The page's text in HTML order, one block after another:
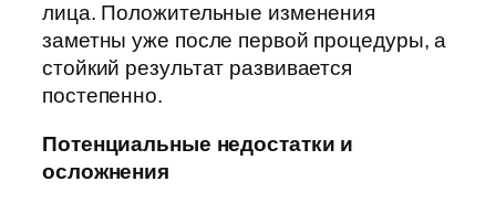
лица. Положительные изменения
заметны уже после первой процедуры, а
стойкий результат развивается
постепенно.
Потенциальные недостатки и
осложнения